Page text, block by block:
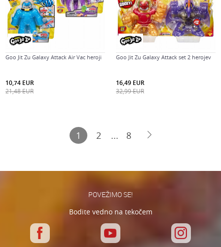
Goo Jit Zu Galaxy Attack Air Vac heroji
10,74 EUR
21,48EUR
Goo Jit Zu Galaxy Attack set 2 herojev
16,49 EUR
32,99EUR
1 2 ... 8
POVEŽIMO SE!
Bodite vedno na tekočem